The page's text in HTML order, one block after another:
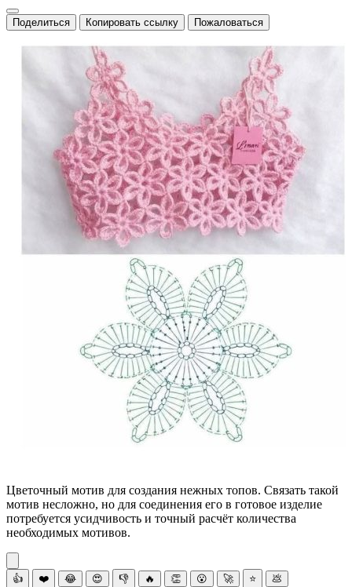
Поделиться Копировать ссылку Пожаловаться
Цветочный мотив для создания нежных топов. Связать такой
мотив несложно, но для соединения его в готовое изделие
потребуется усидчивость и точный расчёт количества
необходимых мотивов.
👍 ❤️ 😂 😍 👎 🔥 👏 😮 🚀 ⭐ 💩